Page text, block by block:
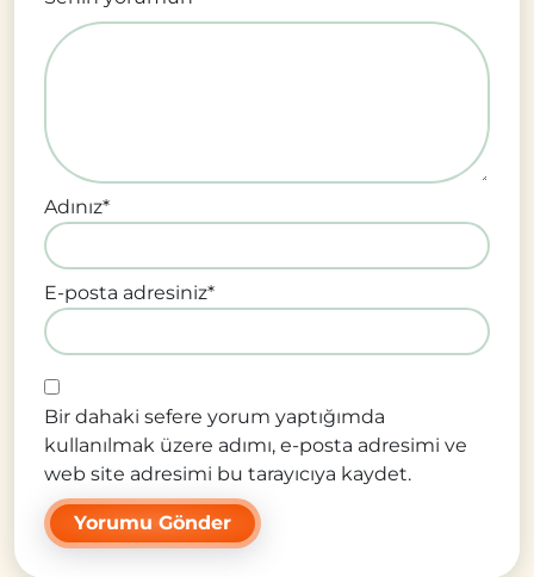
Adınız*
E-posta adresiniz*
Bir dahaki sefere yorum yaptığımda
kullanılmak üzere adımı, e-posta adresimi ve
web site adresimi bu tarayıcıya kaydet.